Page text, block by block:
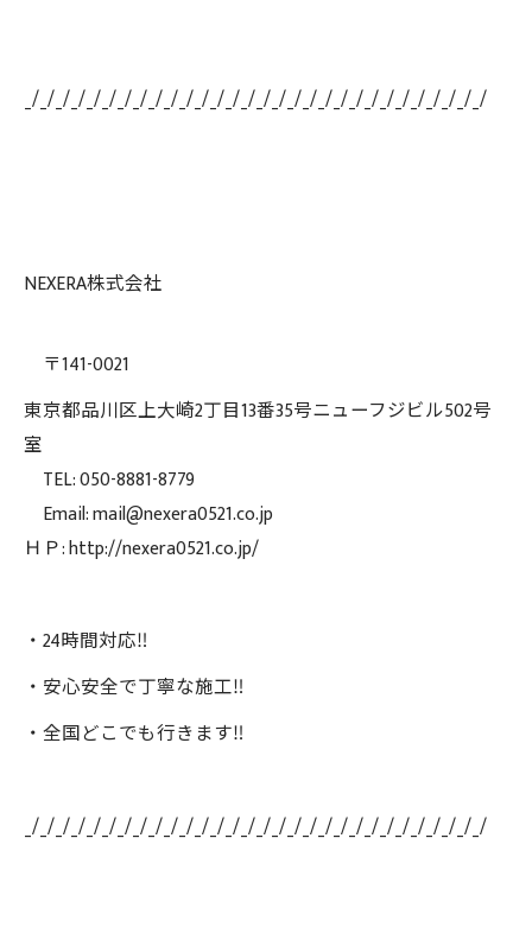
_/_/_/_/_/_/_/_/_/_/_/_/_/_/_/_/_/_/_/_/_/_/_/_/_/_/_/_/_/_/
NEXERA株式会社
〒141-0021
東京都品川区上大崎2丁目13番35号ニューフジビル502号
室
TEL: 050-8881-8779
Email: mail@nexera0521.co.jp
ＨＰ: http://nexera0521.co.jp/
・24時間対応‼️
・安心安全で丁寧な施工‼️
・全国どこでも行きます‼️
_/_/_/_/_/_/_/_/_/_/_/_/_/_/_/_/_/_/_/_/_/_/_/_/_/_/_/_/_/_/